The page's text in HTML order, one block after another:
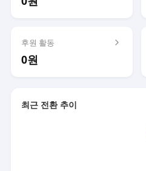
후원 활동
0원
최근 전환 추이